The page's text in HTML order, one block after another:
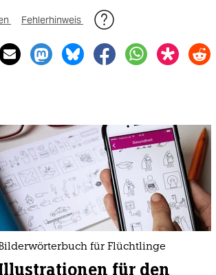
Fehlerhinweis
für Flüchtlinge
für den